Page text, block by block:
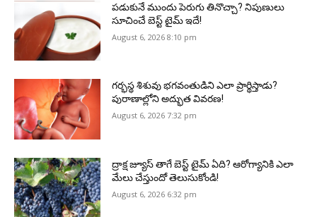
పడుకునే ముందు పెరుగు తినొచ్చా? నిపుణులు
సూచించే బెస్ట్ టైమ్ ఇదే!
August 6, 2026 8:10 pm
గర్భస్థ శిశువు భగవంతుడిని ఎలా ప్రార్థిస్తాడు?
పురాణాల్లోని అద్భుత వివరణ!
August 6, 2026 7:32 pm
ద్రాక్ష జ్యూస్ తాగే బెస్ట్ టైమ్ ఏది? ఆరోగ్యానికి ఎలా
మేలు చేస్తుందో తెలుసుకోండి!
August 6, 2026 6:32 pm